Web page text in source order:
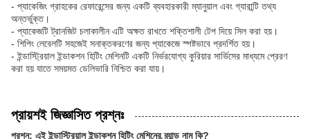
- প্যাকেজিং গ্রাহকের রেফারেন্সের জন্য একটি ব্যবহারকারী ম্যানুয়াল এবং গ্যারান্টি তথ্য
অন্তর্ভুক্ত।
- প্যাকেজটি ট্রানজিট চলাকালীন এটি অক্ষত রাখতে শক্তিশালী টেপ দিয়ে সিল করা হয়।
- শিপিং লেবেলটি সহজেই সনাক্তকরণের জন্য প্যাকেজে স্পষ্টভাবে প্রদর্শিত হয়।
- ইন্ডাস্ট্রিয়াল ইন্ডাকশন হিটিং মেশিনটি একটি নির্ভরযোগ্য কুরিয়ার সার্ভিসের মাধ্যমে প্রেরণ
করা হয় যাতে সময়মত ডেলিভারি নিশ্চিত করা যায়।
প্রায়শই জিজ্ঞাসিত প্রশ্নঃ
প্রশ্ন: এই ইন্ডাস্ট্রিয়াল ইন্ডাকশন হিটিং মেশিনের ব্র্যান্ড নাম কি?